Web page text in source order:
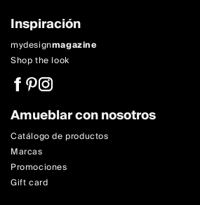
Inspiración
mydesignmagazine
Shop the look
Amueblar con nosotros
Catálogo de productos
Marcas
Promociones
Gift card